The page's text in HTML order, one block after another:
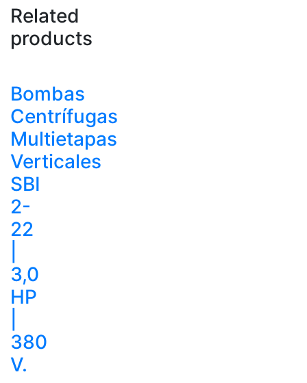
Related
products
Bombas
Centrífugas
Multietapas
Verticales
SBI
2-
22
3,0
HP
380
V.